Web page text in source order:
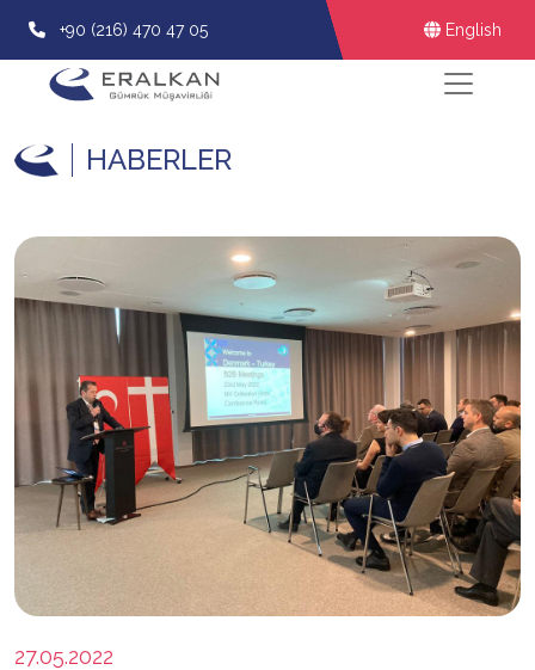
+90 (216) 470 47 05 English
HABERLER
27.05.2022